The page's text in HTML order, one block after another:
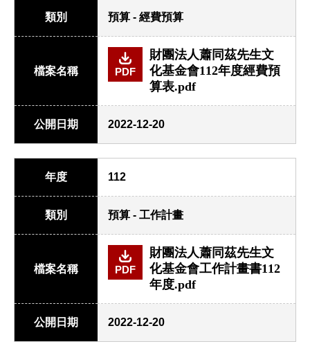
類別 預算 - 經費預算
檔案名稱 PDF
財團法人蕭同茲先生文
化基金會112年度經費預
算表.pdf
公開日期 2022-12-20
年度 112
類別 預算 - 工作計畫
檔案名稱 PDF
財團法人蕭同茲先生文
化基金會工作計畫書112
年度.pdf
公開日期 2022-12-20